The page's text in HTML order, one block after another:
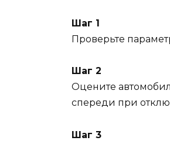
Шаг 1
Проверьте
Шаг 2
Оцените
спереди при
Шаг 3